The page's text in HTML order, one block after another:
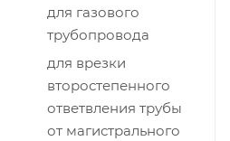
для газового
трубопровода
для врезки
второстепенного
ответвления трубы
от магистрального